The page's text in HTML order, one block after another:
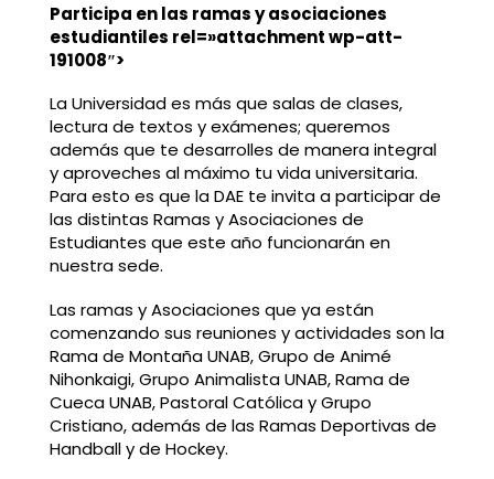
Participa en las ramas y asociaciones
estudiantiles rel=»attachment wp-att-
191008″>
La Universidad es más que salas de clases,
lectura de textos y exámenes; queremos
además que te desarrolles de manera integral
y aproveches al máximo tu vida universitaria.
Para esto es que la DAE te invita a participar de
las distintas Ramas y Asociaciones de
Estudiantes que este año funcionarán en
nuestra sede.
Las ramas y Asociaciones que ya están
comenzando sus reuniones y actividades son la
Rama de Montaña UNAB, Grupo de Animé
Nihonkaigi, Grupo Animalista UNAB, Rama de
Cueca UNAB, Pastoral Católica y Grupo
Cristiano, además de las Ramas Deportivas de
Handball y de Hockey.